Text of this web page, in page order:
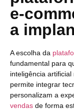
e-
a
A escolha da
fundamental para
inteligência
permite integrar
personalizam a
vendas de forma